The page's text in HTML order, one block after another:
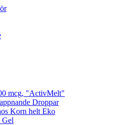
mcg, "ActivMelt"
Droppar
Korn helt Eko